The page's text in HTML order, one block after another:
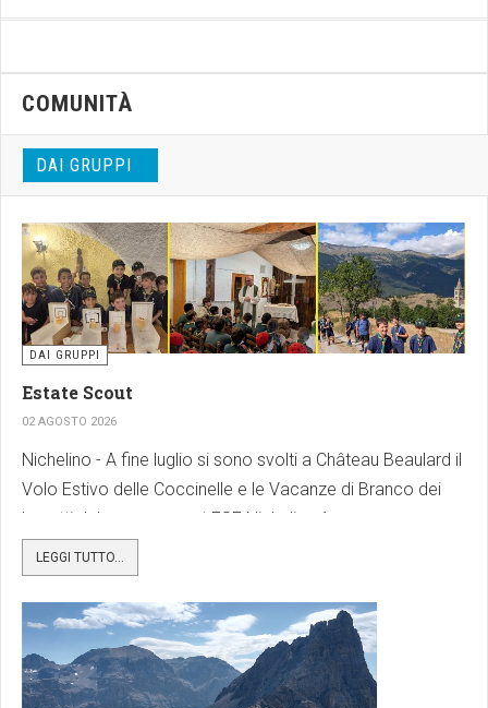
COMUNITÀ
DAI GRUPPI
DAI GRUPPI
Estate Scout
02 AGOSTO 2026
Nichelino - A fine luglio si sono svolti a Château Beaulard il
Volo Estivo delle Coccinelle e le Vacanze di Branco dei
Lupetti del gruppo scout FSE Nichelino 1.
Facebook
X
LEGGI TUTTO...